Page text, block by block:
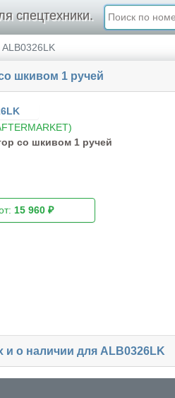
спецтехники.
ALB0326LK
шкивом 1 ручей
cо шкивом 1 ручей
15 960 ₽
о наличии для ALB0326LK